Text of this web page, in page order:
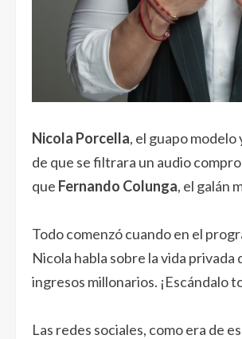
Nicola Porcella, el guapo
de que se filtrara un audio
que Fernando Colunga, el galán
Todo comenzó cuando en el
Nicola habla sobre la vida
ingresos millonarios. ¡Escándalo
Las redes sociales, como era de